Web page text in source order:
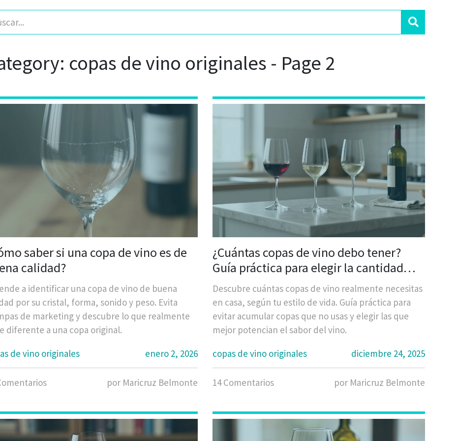
copas de vino originales - Page 2
saber si una copa de vino es de
calidad?
a identificar una copa de vino de buena
por su cristal, forma, sonido y peso. Evita
de marketing y descubre lo que realmente
diferente a una copa original.
de vino originales
enero 2, 2026
por Maricruz Belmonte
¿Cuántas copas de vino debo tener?
Guía práctica para elegir la cantidad
ideal según tu estilo de vida
Descubre cuántas copas de vino realmente necesitas
en casa, según tu estilo de vida. Guía práctica para
evitar acumular copas que no usas y elegir las que
mejor potencian el sabor del vino.
copas de vino originales
diciembre 24, 2025
14 Comentarios por Maricruz Belmonte